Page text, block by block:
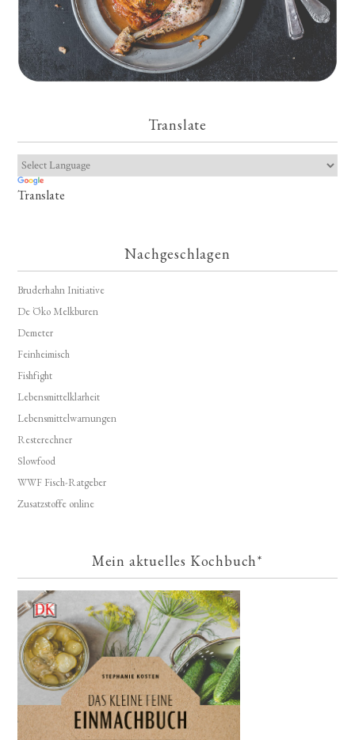
Translate
Translate
Nachgeschlagen
Bruderhahn Initiative
De Öko Melkburen
Demeter
Feinheimisch
Fishfight
Lebensmittelklarheit
Lebensmittelwarnungen
Resterechner
Slowfood
WWF Fisch-Ratgeber
Zusatzstoffe online
Mein aktuelles Kochbuch*